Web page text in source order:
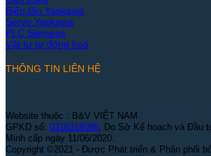
Biến tần Yaskawa
Servo Yaskawa
PLC Siemens
Vật tư tự động hoá
THÔNG TIN LIÊN HỆ
Website thuộc : B&V VIỆT NAM
GPKD số: 0316318085, Do Sở Kế hoạch và Đầu
Minh cấp ngày 11/06/2020.
Copyright ©2021 - Được Phát triển & Phân phối